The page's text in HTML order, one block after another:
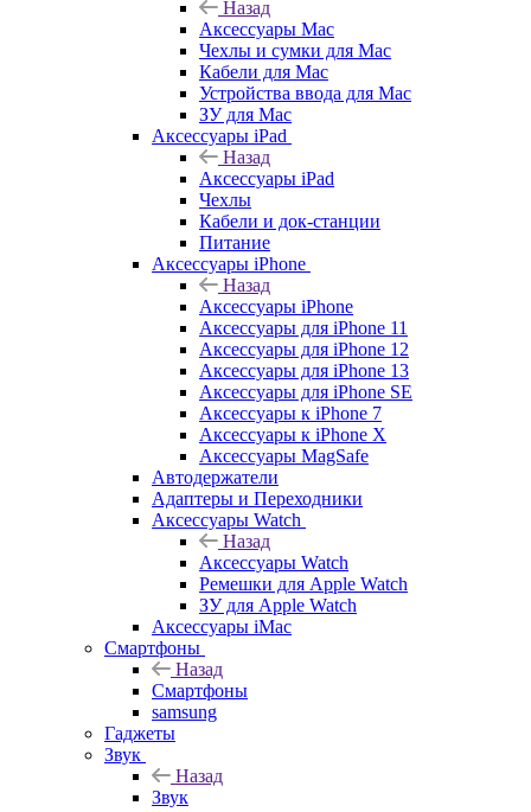
Назад
Аксессуары Mac
Чехлы и сумки для Mac
Кабели для Mac
Устройства ввода для Mac
ЗУ для Mac
Аксессуары iPad
Назад
Аксессуары iPad
Чехлы
Кабели и док-станции
Питание
Аксессуары iPhone
Назад
Аксессуары iPhone
Аксессуары для iPhone 11
Аксессуары для iPhone 12
Аксессуары для iPhone 13
Аксессуары для iPhone SE
Аксессуары к iPhone 7
Аксессуары к iPhone X
Аксессуары MagSafe
Автодержатели
Адаптеры и Переходники
Аксессуары Watch
Назад
Аксессуары Watch
Ремешки для Apple Watch
ЗУ для Apple Watch
Аксессуары iMac
Смартфоны
Назад
Смартфоны
samsung
Гаджеты
Звук
Назад
Звук